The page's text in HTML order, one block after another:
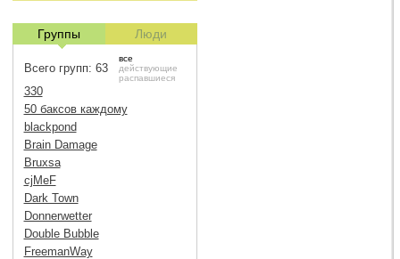
Группы Люди
Всего групп: 63
все
действующие
распавшиеся
330
50 баксов каждому
blackpond
Brain Damage
Bruxsa
cjMeF
Dark Town
Donnerwetter
Double Bubble
FreemanWay